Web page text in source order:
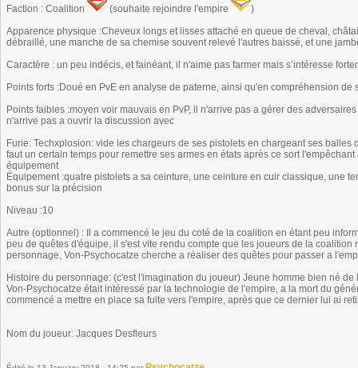
Faction : Coalition (souhaite rejoindre l'empire
)
Apparence physique :Cheveux longs et lisses attaché en queue de cheval,
débraillé, une manche de sa chemise souvent relevé l'autres baissé, et une
Caractère : un peu indécis, et fainéant, il n'aime pas farmer mais s’intéresse
Points forts :Doué en PvE en analyse de paterne, ainsi qu'en compréhension
Points faibles :moyen voir mauvais en PvP, il n'arrive pas a gérer des
n'arrive pas a ouvrir la discussion avec
Furie: Techxplosion: vide les chargeurs de ses pistolets en chargeant ses
faut un certain temps pour remettre ses armes en états après ce sort
équipement
Équipement :quatre pistolets a sa ceinture, une ceinture en cuir classique, une
bonus sur la précision
Niveau :10
Autre (optionnel) : Il a commencé le jeu du coté de la coalition en étant peu
peu de quêtes d'équipe, il s'est vite rendu compte que les joueurs de la
personnage, Von-Psychocatze cherche a réaliser des quêtes pour passer a
Histoire du personnage: (c'est l'imagination du joueur) Jeune homme bien né
Von-Psychocatze était intéressé par la technologie de l'empire, a la mort du
commencé a mettre en place sa fuite vers l'empire, après que ce dernier lui ai
Nom du joueur: Jacques Desfleurs